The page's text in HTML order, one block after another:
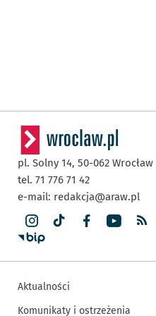
pl. Solny 14, 50-062 Wrocław
tel. 71 776 71 42
e-mail: redakcja@araw.pl
Aktualności
Komunikaty i ostrzeżenia